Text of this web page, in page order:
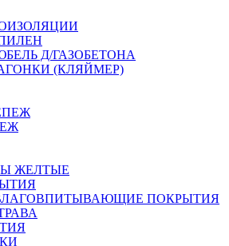
Д/ГАЗОБЕТОНА
(КЛЯЙМЕР)
ЖЕЛТЫЕ
ПОКРЫТИЯ